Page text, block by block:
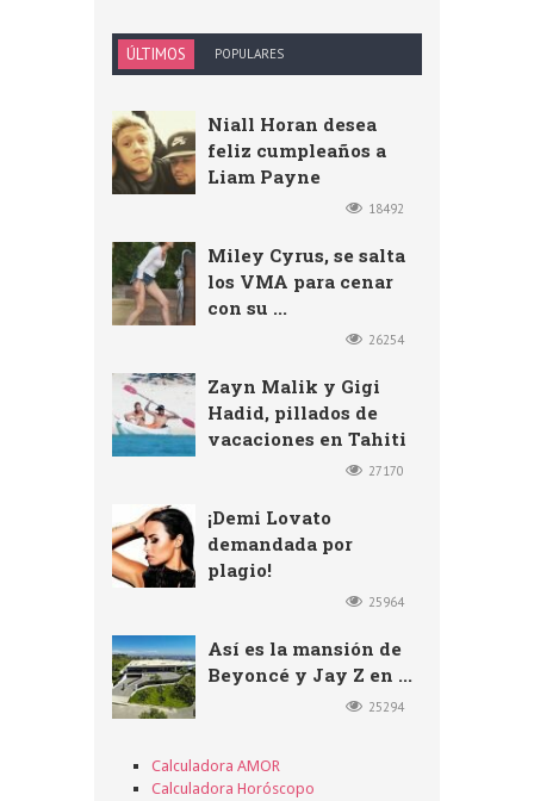
ÚLTIMOS POPULARES
Niall Horan desea
feliz cumpleaños a
Liam Payne
18492
Miley Cyrus, se salta
los VMA para cenar
con su ...
26254
Zayn Malik y Gigi
Hadid, pillados de
vacaciones en Tahiti
27170
¡Demi Lovato
demandada por
plagio!
25964
Así es la mansión de
Beyoncé y Jay Z en ...
25294
Calculadora AMOR
Calculadora Horóscopo